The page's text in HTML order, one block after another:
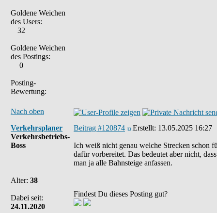
Goldene Weichen
des Users:
32
Goldene Weichen
des Postings:
0
Posting-
Bewertung:
Nach oben
Verkehrsplaner
Verkehrsbetriebs-
Boss
Alter: 38
Dabei seit:
24.11.2020
Beitrag #120874 Erstellt: 13.05.2025 16:27
Ich weiß nicht genau welche Strecken schon
dafür vorbereitet. Das bedeutet aber nicht,
man ja alle Bahnsteige anfassen.
Findest Du dieses Posting gut?